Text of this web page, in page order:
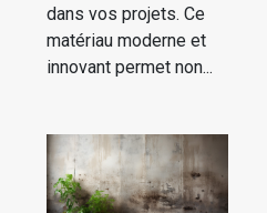
dans vos projets. Ce
matériau moderne et
innovant permet non...